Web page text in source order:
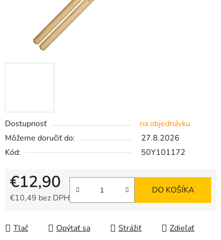
Dostupnosť
na objednávku
Môžeme doručiť do:
27.8.2026
Kód:
50Y101172
€12,90
€10,49 bez DPH
DO KOŠÍKA
Tlač Opýtať sa Strážiť Zdieľať